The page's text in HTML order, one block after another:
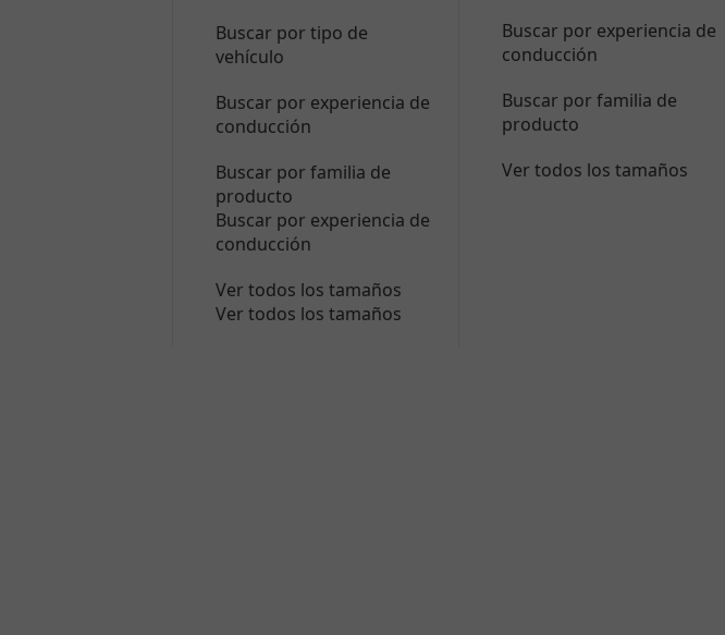
Buscar por tipo de
vehículo
Buscar por experiencia de
conducción
Buscar por familia de
producto
Buscar por experiencia de
conducción
Ver todos los tamaños
Ver todos los tamaños
Buscar por experiencia de
conducción
Buscar por familia de
producto
Ver todos los tamaños